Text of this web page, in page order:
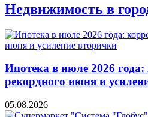
Недвижимость в
Ипотека в июле 2026 года:
рекордного июня и
05.08.2026